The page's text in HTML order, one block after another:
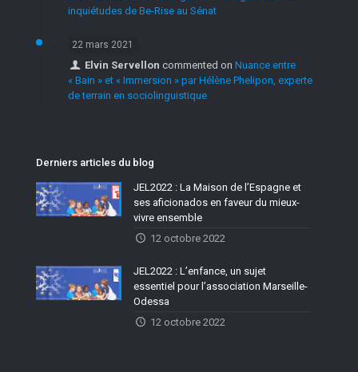
inquiétudes de Be-Rise au Sénat
22 mars 2021
Elvin Servellon commented onNuance entre
« Bain » et « Immersion » par Hélène Phelipon, experte
de terrain en sociolinguistique
Derniers articles du blog
JEL2022 : La Maison de l’Espagne et
ses aficionados en faveur du mieux-
vivre ensemble
12 octobre 2022
JEL2022 : L’enfance, un sujet
essentiel pour l’association Marseille-
Odessa
12 octobre 2022